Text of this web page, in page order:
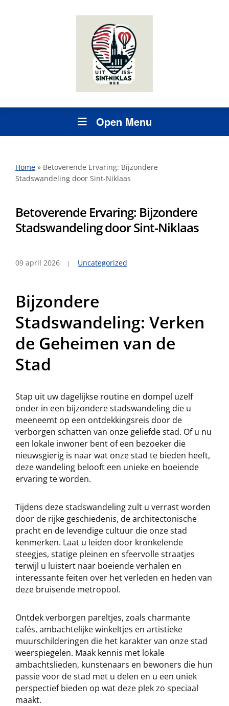
Open Menu
Home » Betoverende Ervaring: Bijzondere
Stadswandeling door Sint-Niklaas
Betoverende Ervaring: Bijzondere
Stadswandeling door Sint-Niklaas
09 april 2026 Uncategorized
Bijzondere
Stadswandeling: Verken
de Geheimen van de
Stad
Stap uit uw dagelijkse routine en dompel uzelf
onder in een bijzondere stadswandeling die u
meeneemt op een ontdekkingsreis door de
verborgen schatten van onze geliefde stad. Of u nu
een lokale inwoner bent of een bezoeker die
nieuwsgierig is naar wat onze stad te bieden heeft,
deze wandeling belooft een unieke en boeiende
ervaring te worden.
Tijdens deze stadswandeling zult u verrast worden
door de rijke geschiedenis, de architectonische
pracht en de levendige cultuur die onze stad
kenmerken. Laat u leiden door kronkelende
steegjes, statige pleinen en sfeervolle straatjes
terwijl u luistert naar boeiende verhalen en
interessante feiten over het verleden en heden van
deze bruisende metropool.
Ontdek verborgen pareltjes, zoals charmante
cafés, ambachtelijke winkeltjes en artistieke
muurschilderingen die het karakter van onze stad
weerspiegelen. Maak kennis met lokale
ambachtslieden, kunstenaars en bewoners die hun
passie voor de stad met u delen en u een uniek
perspectief bieden op wat deze plek zo speciaal
maakt.